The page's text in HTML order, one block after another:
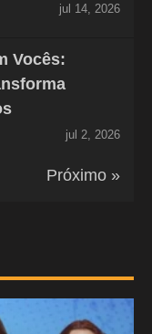
jul 14, 2026
Vocês:
jul 2, 2026
Próximo »